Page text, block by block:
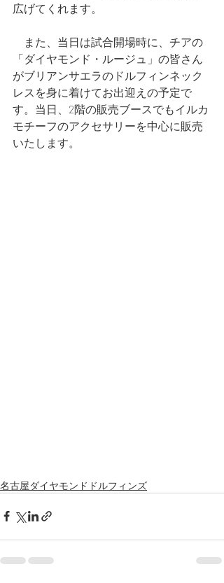
広げてくれます。
また、当日は試合開場時に、チアの
「ダイヤモンド・ルージュ」の皆さん
がブリアンサエラのドルフィンネック
レスを身に着けてお出迎えの予定で
す。当日、2階の販売ブースでもイルカ
モチーフのアクセサリーを中心に販売
いたします。
名古屋ダイヤモンドドルフィンズ